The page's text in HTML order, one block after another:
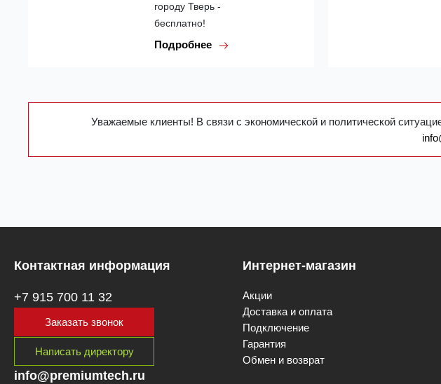
городу Тверь -
бесплатно!
Подробнее
Уважаемые клиенты! В связи с экономической и политической
Контактная информация
+7 915 700 11 32
Заказать звонок
Написать директору
info@premiumtech.ru
Интернет-магазин
Акции
Доставка и оплата
Подключение
Гарантия
Обмен и возврат